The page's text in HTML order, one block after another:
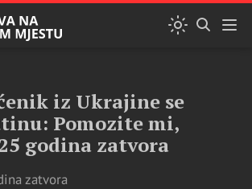
iz Ukrajine se
Pomozite mi,
godina zatvora
zatvora